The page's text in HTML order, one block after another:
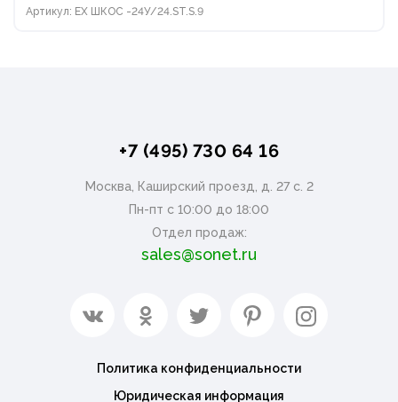
Артикул: ЕХ ШКОС -24У/24.ST.S.9
+7 (495) 730 64 16
Москва, Каширский проезд, д. 27 с. 2
Пн-пт с 10:00 до 18:00
Отдел продаж:
sales@sonet.ru
Политика конфиденциальности
Юридическая информация